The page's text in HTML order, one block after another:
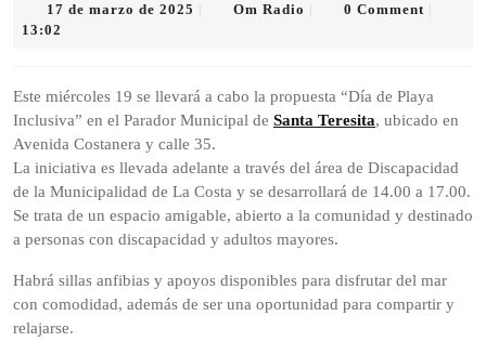
17 de marzo de 2025
2025
Om Radio 0 Comment
13:02
Este miércoles 19 se llevará a cabo la propuesta “Día de Playa
Inclusiva” en el Parador Municipal de Santa Teresita, ubicado en
Avenida Costanera y calle 35.
La iniciativa es llevada adelante a través del área de Discapacidad
de la Municipalidad de La Costa y se desarrollará de 14.00 a 17.00.
Se trata de un espacio amigable, abierto a la comunidad y destinado
a personas con discapacidad y adultos mayores.
Habrá sillas anfibias y apoyos disponibles para disfrutar del mar
con comodidad, además de ser una oportunidad para compartir y
relajarse.